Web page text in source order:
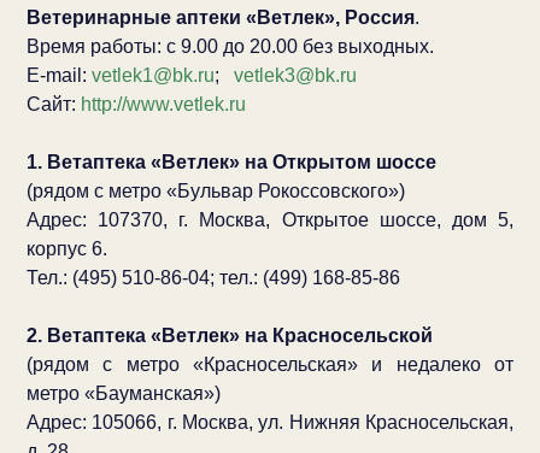
Ветеринарные аптеки «Ветлек», Россия.
Время работы: с 9.00 до 20.00 без выходных.
E-mail: vetlek1@bk.ru; vetlek3@bk.ru
Сайт: http://www.vetlek.ru
1. Ветаптека «Ветлек» на Открытом шоссе
(рядом с метро «Бульвар Рокоссовского»)
Адрес: 107370, г. Москва, Открытое шоссе, дом 5,
корпус 6.
Тел.: (495) 510-86-04; тел.: (499) 168-85-86
2. Ветаптека «Ветлек» на Красносельской
(рядом с метро «Красносельская» и недалеко от
метро «Бауманская»)
Адрес: 105066, г. Москва, ул. Нижняя Красносельская,